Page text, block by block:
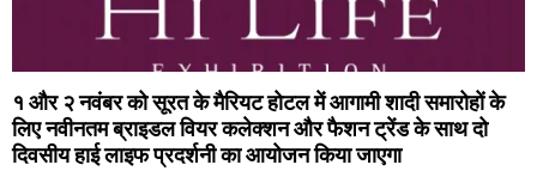
१ और २ नवंबर को सूरत के मैरियट होटल में आगामी शादी समारोहों के
लिए नवीनतम ब्राइडल वियर कलेक्शन और फैशन ट्रेंड के साथ दो
दिवसीय हाई लाइफ प्रदर्शनी का आयोजन किया जाएगा